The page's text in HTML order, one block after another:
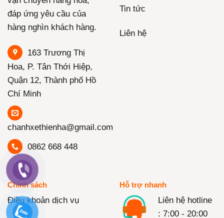
đáp ứng yêu cầu của
hàng nghìn khách hàng.
163 Trương Thị
Hoa, P. Tân Thới Hiệp,
Quận 12, Thành phố Hồ
Chí Minh
chanhxethienha@gmail.com
0862 668 448
Tin tức
Liên hệ
Chính sách
Điều khoản dịch vụ
Hỗ trợ nhanh
Liên hệ hotline
: 7:00 - 20:00